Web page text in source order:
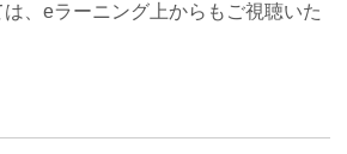
、eラーニング上からもご視聴いた